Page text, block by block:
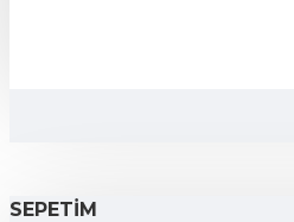
SEPETIM